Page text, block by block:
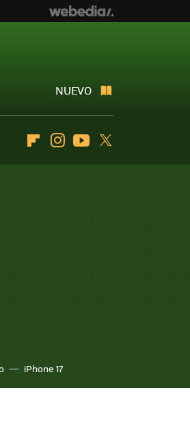
NUEVO
FlipboardInstagramYoutube
iPhone 17